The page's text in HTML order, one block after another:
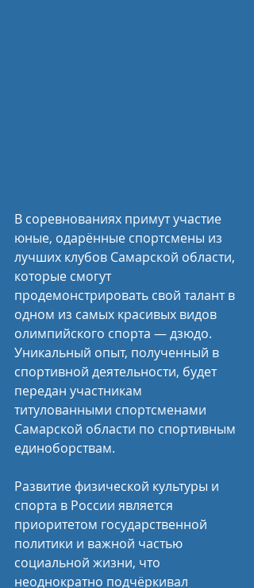
В соревнованиях примут участие
юные, одарённые спортсмены из
лучших клубов Самарской области,
которые смогут
продемонстрировать свой талант в
одном из самых красивых видов
олимпийского спорта — дзюдо.
Уникальный опыт, полученный в
спортивной деятельности, будет
передан участникам
титулованными спортсменами
Самарской области по спортивным
единоборствам.
Развитие физической культуры и
спорта в России является
приоритетом государственной
политики и важной частью
социальной жизни, что
неоднократно подчёркивал